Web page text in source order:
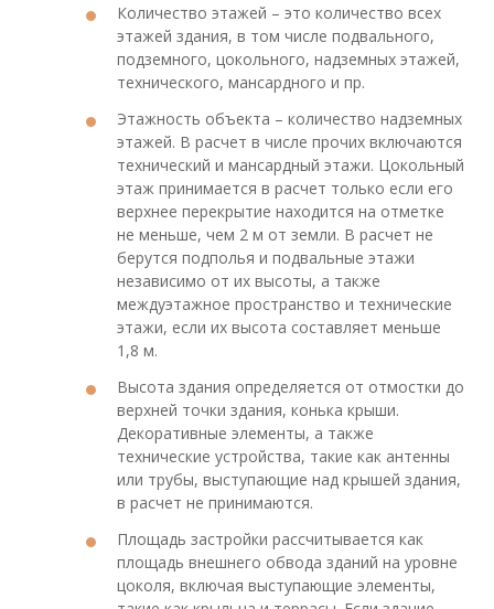
Количество этажей – это количество всех
этажей здания, в том числе подвального,
подземного, цокольного, надземных этажей,
технического, мансардного и пр.
Этажность объекта – количество надземных
этажей. В расчет в числе прочих включаются
технический и мансардный этажи. Цокольный
этаж принимается в расчет только если его
верхнее перекрытие находится на отметке
не меньше, чем 2 м от земли. В расчет не
берутся подполья и подвальные этажи
независимо от их высоты, а также
междуэтажное пространство и технические
этажи, если их высота составляет меньше
1,8 м.
Высота здания определяется от отмостки до
верхней точки здания, конька крыши.
Декоративные элементы, а также
технические устройства, такие как антенны
или трубы, выступающие над крышей здания,
в расчет не принимаются.
Площадь застройки рассчитывается как
площадь внешнего обвода зданий на уровне
цоколя, включая выступающие элементы,